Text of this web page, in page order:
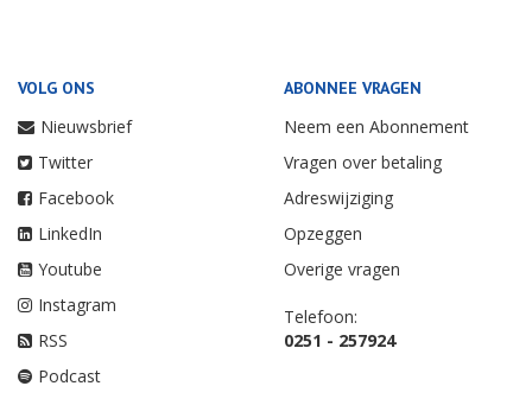
VOLG ONS
Nieuwsbrief
Twitter
Facebook
LinkedIn
Youtube
Instagram
RSS
Podcast
ABONNEE VRAGEN
Neem een Abonnement
Vragen over betaling
Adreswijziging
Opzeggen
Overige vragen
Telefoon:
0251 - 257924